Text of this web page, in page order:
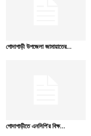
গোদাগাড়ী উপজেলা জামায়াতের...
গোদাগাড়ীতে এনসিপি’র বিক্ষ...